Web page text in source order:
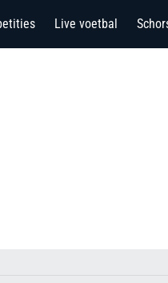
Live voetbal